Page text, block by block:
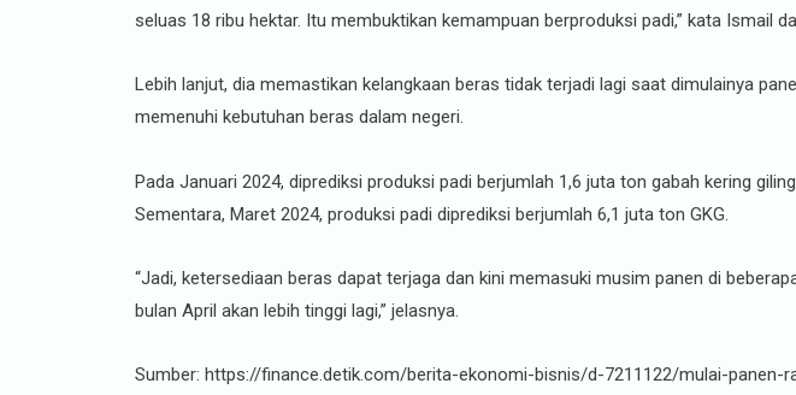
seluas 18 ribu hektar. Itu membuktikan kemampuan berproduksi padi,” kata Ismail
Lebih lanjut, dia memastikan kelangkaan beras tidak terjadi lagi saat dimulainya
memenuhi kebutuhan beras dalam negeri.
Pada Januari 2024, diprediksi produksi padi berjumlah 1,6 juta ton gabah kering
Sementara, Maret 2024, produksi padi diprediksi berjumlah 6,1 juta ton GKG.
“Jadi, ketersediaan beras dapat terjaga dan kini memasuki musim panen di
bulan April akan lebih tinggi lagi,” jelasnya.
Sumber: https://finance.detik.com/berita-ekonomi-bisnis/d-7211122/mulai-